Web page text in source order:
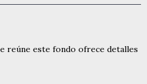
reúne este fondo ofrece detalles